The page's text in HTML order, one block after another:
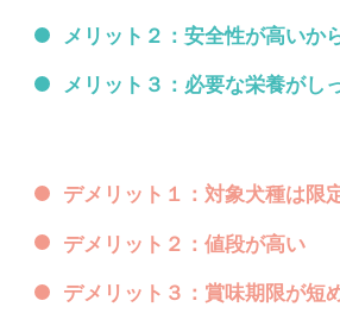
メリット２：安全性が高いか
メリット３：必要な栄養がし
デメリット１：対象犬種は限
デメリット２：値段が高い
デメリット３：賞味期限が短